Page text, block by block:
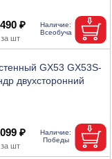
₽
GX53 GX53S-
двухсторонний
₽